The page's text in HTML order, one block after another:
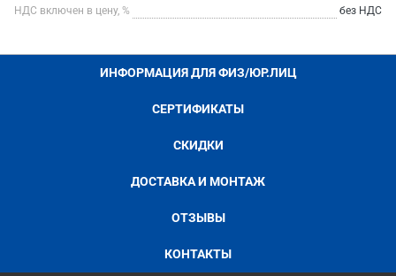
НДС включен в цену, %
без НДС
ИНФОРМАЦИЯ ДЛЯ ФИЗ/ЮР.ЛИЦ
СЕРТИФИКАТЫ
СКИДКИ
ДОСТАВКА И МОНТАЖ
ОТЗЫВЫ
КОНТАКТЫ